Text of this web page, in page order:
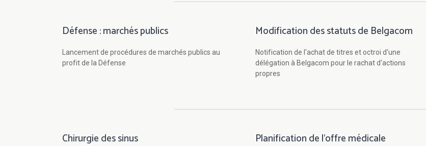
Défense : marchés publics
Lancement de procédures de marchés publics au
profit de la Défense
Modification des statuts de Belgacom
Notification de l'achat de titres et octroi d'une
délégation à Belgacom pour le rachat d'actions
propres
Chirurgie des sinus Planification de l'offre médicale